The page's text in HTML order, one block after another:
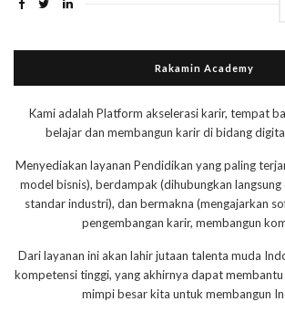
Rakamin Academy
Kami adalah Platform akselerasi karir, tempat
belajar dan membangun karir di bidang
Menyediakan layanan Pendidikan yang paling
model bisnis), berdampak (dihubungkan
standar industri), dan bermakna (mengajarkan
pengembangan karir, membangun
Dari layanan ini akan lahir jutaan talenta muda
kompetensi tinggi, yang akhirnya dapat
mimpi besar kita untuk membangun